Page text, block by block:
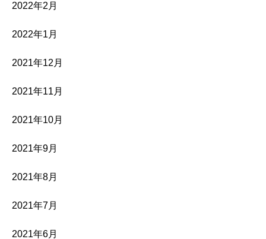
2022年2月
2022年1月
2021年12月
2021年11月
2021年10月
2021年9月
2021年8月
2021年7月
2021年6月